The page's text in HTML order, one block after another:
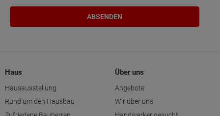
Haus
Hausausstellung
Rund um den Hausbau
Über uns
Angebote
Wir über uns